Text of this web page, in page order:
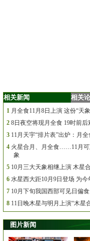
相关新闻 相关
1 月全食11月8日上演 这份“天
2 8日夜空将现月全食 19时前
3 11月天宇“排片表”出炉：月
4 火星合月、月全食……11月可
象
5 10月三大天象相继上演 木星
6 水星西大距10月9日登场 为
7 10月下旬我国西部可见日偏
8 11日晚木星与明月上演“木星
图片新闻